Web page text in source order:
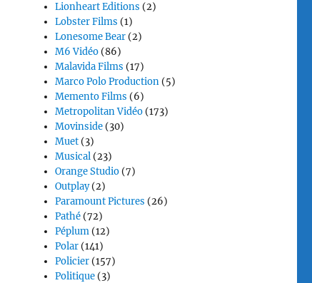
Lionheart Editions (2)
Lobster Films (1)
Lonesome Bear (2)
M6 Vidéo (86)
Malavida Films (17)
Marco Polo Production (5)
Memento Films (6)
Metropolitan Vidéo (173)
Movinside (30)
Muet (3)
Musical (23)
Orange Studio (7)
Outplay(2)
Paramount Pictures (26)
Pathé (72)
Péplum (12)
Polar (141)
Policier (157)
Politique (3)